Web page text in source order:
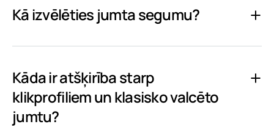
Kā izvēlēties jumta segumu?
Kāda ir atšķirība starp
klikprofiliem un klasisko valcēto
jumtu?